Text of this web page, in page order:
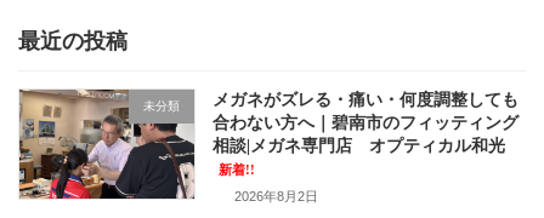
最近の投稿
未分類
メガネがズレる・痛い・何度調整しても
合わない方へ｜碧南市のフィッティング
相談|メガネ専門店 オプティカル和光
新着!!
2026年8月2日